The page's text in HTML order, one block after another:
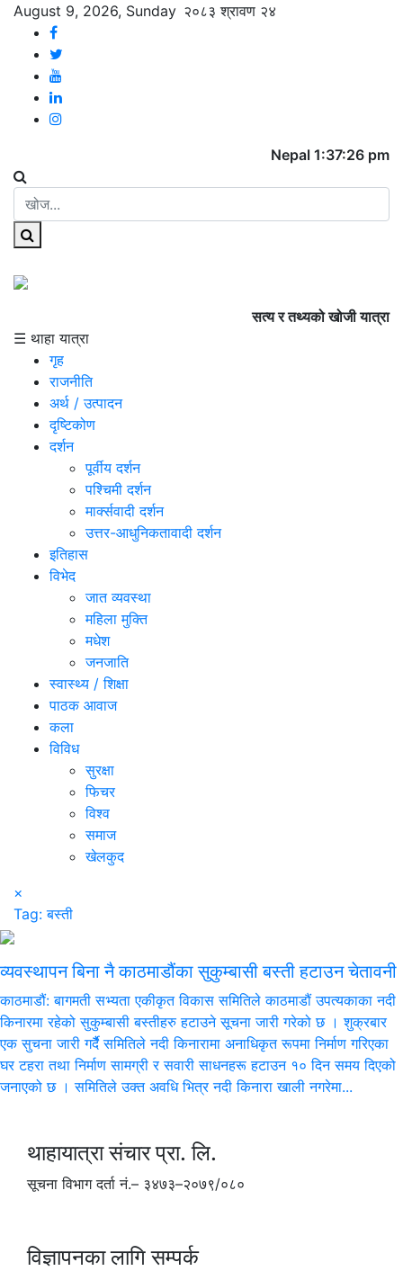
August 9, 2026, Sunday २०८३ श्रावण २४
Nepal 1:37:26 pm
सत्य र तथ्यको खोजी यात्रा
☰ थाहा यात्रा
गृह
राजनीति
अर्थ / उत्पादन
दृष्टिकोण
दर्शन
पूर्वीय दर्शन
पश्चिमी दर्शन
मार्क्सवादी दर्शन
उत्तर-आधुनिकतावादी दर्शन
इतिहास
विभेद
जात व्यवस्था
महिला मुक्ति
मधेश
जनजाति
स्वास्थ्य / शिक्षा
पाठक आवाज
कला
विविध
सुरक्षा
फिचर
विश्व
समाज
खेलकुद
×
Tag:बस्ती
व्यवस्थापन बिना नै काठमाडौंका सुकुम्बासी बस्ती हटाउन चेतावनी
काठमाडौं: बागमती सभ्यता एकीकृत विकास समितिले काठमाडौं उपत्यकाका नदी
किनारमा रहेको सुकुम्बासी बस्तीहरु हटाउने सूचना जारी गरेको छ । शुक्रबार
एक सुचना जारी गर्दैै समितिले नदी किनारामा अनाधिकृत रूपमा निर्माण गरिएका
घर टहरा तथा निर्माण सामग्री र सवारी साधनहरू हटाउन १० दिन समय दिएको
जनाएको छ । समितिले उक्त अवधि भित्र नदी किनारा खाली नगरेमा...
थाहायात्रा संचार प्रा. लि.
सूचना विभाग दर्ता नं.– ३४७३–२०७९/०८०
विज्ञापनका लागि सम्पर्क